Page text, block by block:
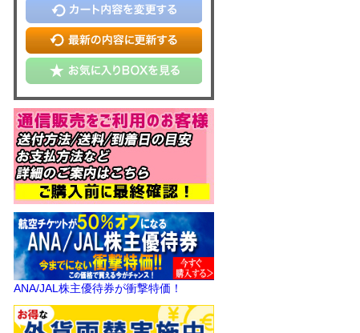
ANA/JAL株主優待券が衝撃特価！